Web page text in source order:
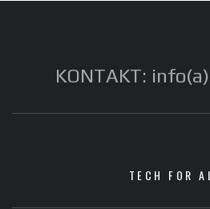
KONTAKT:
TECH FOR